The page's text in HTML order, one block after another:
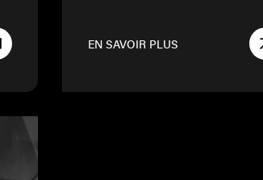
EN SAVOIR PLUS